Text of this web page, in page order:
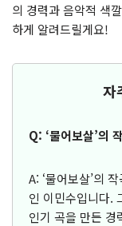
의 경력과 음악적 색
하게 알려드릴게요!
자
Q: ‘물어보살’의
A: ‘물어보살’의
인 이민수입니다.
인기 곡을 만든 경